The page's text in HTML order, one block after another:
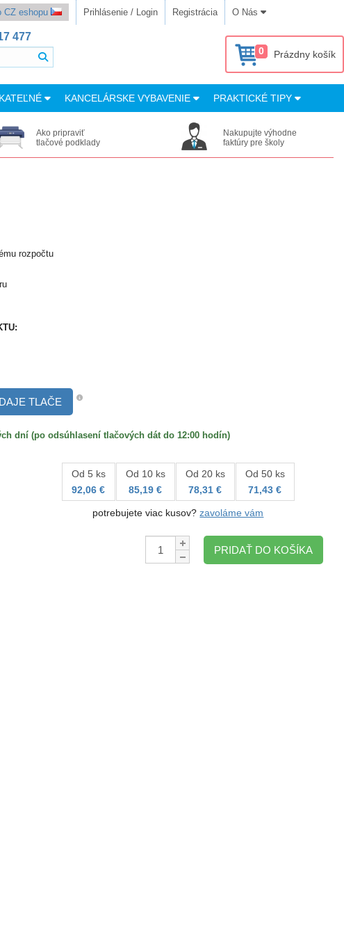
CZ eshopu Prihlásenie / Login Registrácia O Nás
477
0 Prázdny košík
KANCELÁRSKE VYBAVENIE PRAKTICKÉ TIPY
Ako pripraviť
tlačové podklady
Nakupujte výhodne
faktúry pre školy
rozpočtu
TLAČE
dní (po odsúhlasení tlačových dát do 12:00 hodín)
Od 5 ks
92,06 €
Od 10 ks
85,19 €
Od 20 ks
78,31 €
Od 50 ks
71,43 €
potrebujete viac kusov?zavoláme vám
Množstvo:
PRIDAŤ DO KOŠÍKA